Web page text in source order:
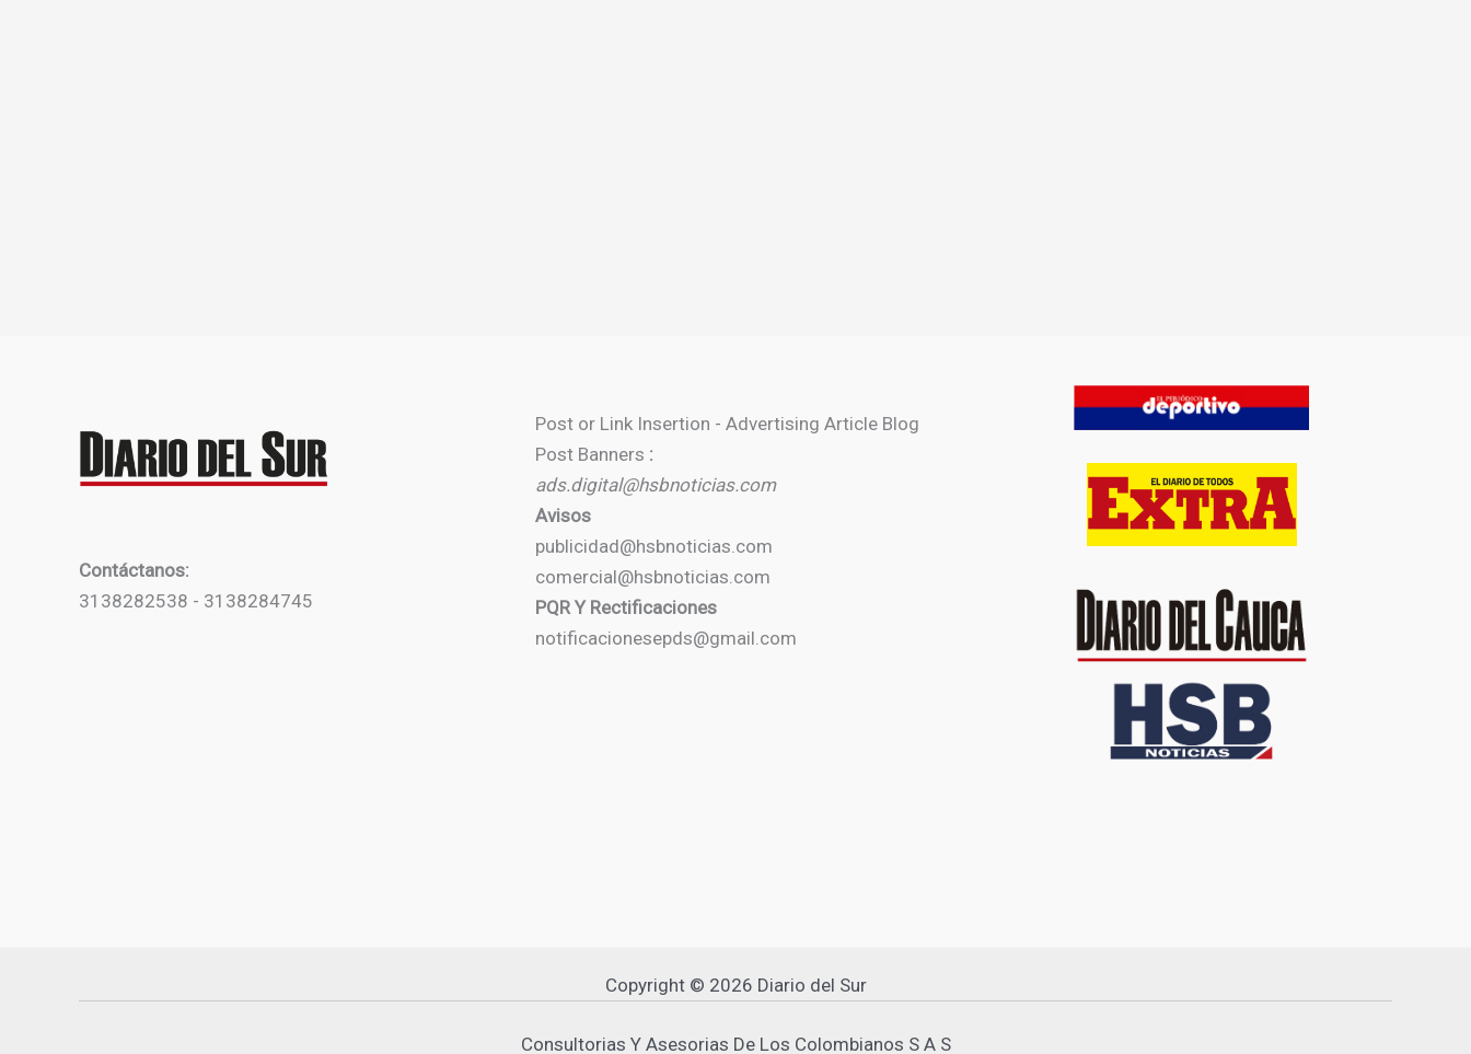
Contáctanos:
3138282538 - 3138284745
Post or Link Insertion - Advertising Article Blog
Post Banners :
ads.digital@hsbnoticias.com
Avisos
publicidad@hsbnoticias.com
comercial@hsbnoticias.com
PQR Y Rectificaciones
notificacionesepds@gmail.com
Copyright © 2026 Diario del Sur
Consultorias Y Asesorias De Los Colombianos S A S